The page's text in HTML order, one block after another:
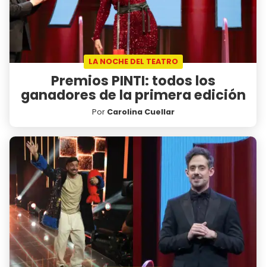
LA NOCHE DEL TEATRO
Premios PINTI: todos los
ganadores de la primera edición
Por Carolina Cuellar